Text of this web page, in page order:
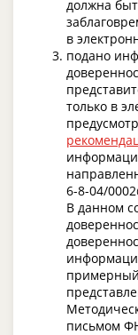
должна
в
подано
только в
6-8-04/
В данном
письмом